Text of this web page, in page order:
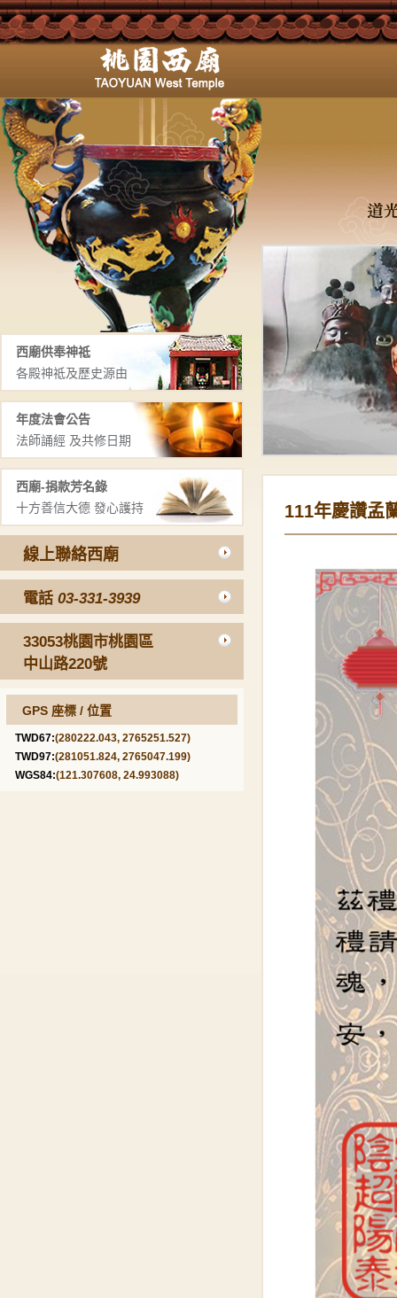
西廟供奉神祗
各殿神祗及歷史源由
年度法會公告
法師誦經 及共修日期
西廟-捐款芳名錄
十方善信大德 發心護持
線上聯絡西廟
電話 03-331-3939
33053桃園市桃園區
中山路220號
GPS 座標 / 位置
TWD67:(280222.043, 2765251.527)
TWD97:(281051.824, 2765047.199)
WGS84:(121.307608, 24.993088)
111年慶讚孟